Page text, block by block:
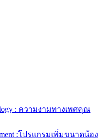
: ความงามทางเพศคุณ
:โปรแกรมเพิ่มขนาดน้อง